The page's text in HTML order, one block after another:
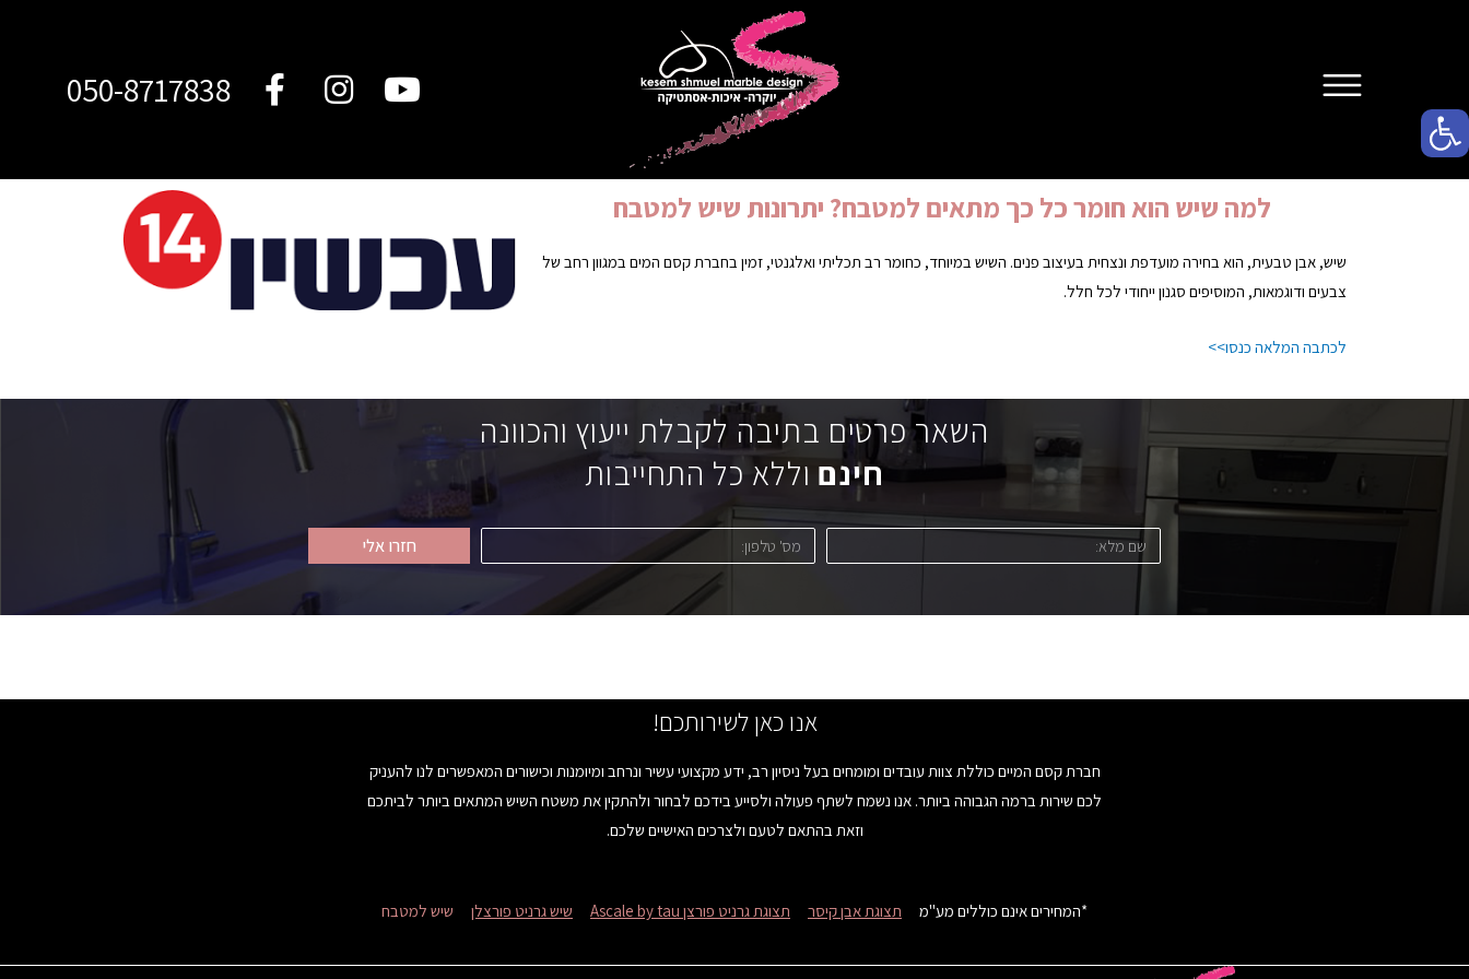
פתח סרגל נגישות
050-8717838
למה שיש הוא חומר כל כך מתאים למטבח? יתרונות שיש למטבח
שיש, אבן טבעית, הוא בחירה מועדפת ונצחית בעיצוב פנים. השיש במיוחד, כחומר רב תכליתי ואלגנטי, זמין בחברת קסם המים במגוון רחב של
צבעים ודוגמאות, המוסיפים סגנון ייחודי לכל חלל.
לכתבה המלאה כנסו>>
השאר פרטים בתיבה לקבלת ייעוץ והכוונה
חינם וללא כל התחייבות
חזרו אלי
אנו כאן לשירותכם!
חברת קסם המיים כוללת צוות עובדים ומומחים בעל ניסיון רב, ידע מקצועי עשיר ונרחב ומיומנות וכישורים המאפשרים לנו להעניק
לכם שירות ברמה הגבוהה ביותר. אנו נשמח לשתף פעולה ולסייע בידכם לבחור ולהתקין את משטח השיש המתאים ביותר לביתכם
וזאת בהתאם לטעם ולצרכים האישיים שלכם.
*המחירים אינם כוללים מע"מ תצוגת אבן קיסר תצוגת גרניט פורצן Ascale by tau שיש גרניט פורצלן שיש למטבח